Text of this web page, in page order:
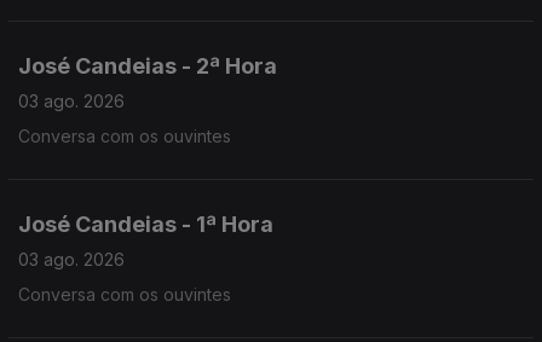
José Candeias - 2ª Hora
03 ago. 2026
Conversa com os ouvintes
José Candeias - 1ª Hora
03 ago. 2026
Conversa com os ouvintes